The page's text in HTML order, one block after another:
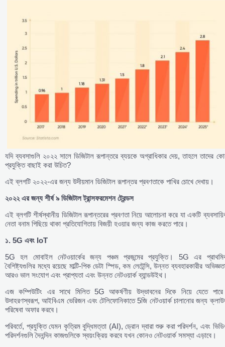
যদি ব্যবসাগুলি ২০২২ সালে ডিজিটাল রূপান্তরে ব্যয়কে অগ্রাধিকার দেয়, তাহলে তাদের
প্রযুক্তি বাছাই করা উচিত?
এই ব্লগটি ২০২২-এর জন্য উদীয়মান ডিজিটাল রূপান্তর প্রবণতাকে পাখির চোখে দেখায়।
২০২২ এরজন্য শীর্ষ৯ডিজিটালট্রান্সফরমেশনট্রেন্ডস
এই ব্লগটি শীর্ষস্থানীয় ডিজিটাল রূপান্তরের প্রবণতা নিয়ে আলোচনা করে যা একটি
নেতা বনাম পিছিয়ে থাকা প্রতিযোগিতায় বিজয়ী হওয়ার জন্য কাজ করতে পারে।
১. 5G এবং IoT
5G হল মোবাইল নেটওয়ার্কের জন্য পঞ্চম প্রজন্মের প্রযুক্তি। 5G এর
বৈশিষ্ট্যগুলির মধ্যে রয়েছে মাল্টি-পিক ডেটা স্পিড, কম লেটেন্সি, উন্নত ব্যবহারকারীর
আরও ভাল সংযোগ এবং প্রাপ্যতা এবং উন্নত নেটওয়ার্ক ব্যান্ডউইথ।
এজ কম্পিউটিং এর সাথে মিলিত 5G আকর্ষণীয় উদ্ভাবনের দিকে নিয়ে যেতে
উদাহরণস্বরূপ, আইবিএম ভেরিজন এবং টেলিফোনিকাতে 5জি নেটওয়ার্ক চালানোর জন্য
পরিষেবা অফার করবে।
পরিবর্তে, প্রযুক্তি যেমন কৃত্রিম বুদ্ধিমত্তা (AI), ড্রোন দ্বারা শুরু করা পরিদর্শন, এবং
পরিদর্শনগুলি দৈনন্দিন কাজগুলিকে স্বয়ংক্রিয় করবে যখন কোনও নেটওয়ার্ক সমস্যা এড়াবে।